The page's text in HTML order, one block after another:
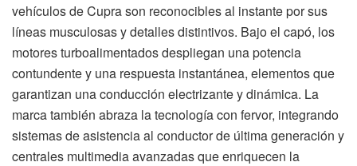
vehículos de Cupra son reconocibles al instante por sus
líneas musculosas y detalles distintivos. Bajo el capó, los
motores turboalimentados despliegan una potencia
contundente y una respuesta instantánea, elementos que
garantizan una conducción electrizante y dinámica. La
marca también abraza la tecnología con fervor, integrando
sistemas de asistencia al conductor de última generación y
centrales multimedia avanzadas que enriquecen la